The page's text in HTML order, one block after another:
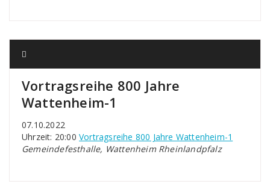
Vortragsreihe 800 Jahre
Wattenheim-1
07.10.2022
Uhrzeit: 20:00 Vortragsreihe 800 Jahre Wattenheim-1
Gemeindefesthalle, Wattenheim Rheinlandpfalz